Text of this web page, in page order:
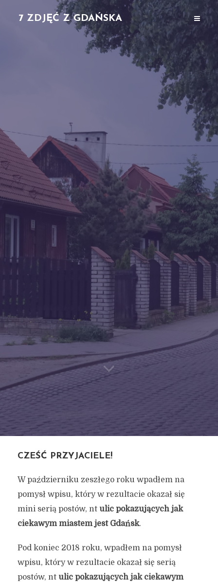
7 ZDJĘĆ Z GDAŃSKA
CZEŚĆ PRZYJACIELE!
W październiku zeszłego roku wpadłem na
pomysł wpisu, który w rezultacie okazał się
mini serią postów, nt ulic pokazujących jak
ciekawym miastem jest Gdańsk.
Pod koniec 2018 roku, wpadłem na pomysł
wpisu, który w rezultacie okazał się serią
postów, nt ulic pokazujących jak ciekawym